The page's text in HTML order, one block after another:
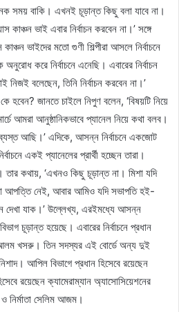
সময় বাকি। এখনই চূড়ান্ত কিছু বলা যাবে না।
ভাই এবার নির্বাচন করবেন না।’ সঙ্গে
ভাইদের মতো গুণী শিল্পীরা আসলে নির্বাচনে
করে নির্বাচনে এনেছি। এবারের নির্বাচন
নিজই বলেছেন, তিনি নির্বাচন করবেন না।’
হবেন? জানতে চাইলে নিপুণ বলেন, ‘বিষয়টি নিয়ে
আমরা আনুষ্ঠানিকভাবে প্যানেল নিয়ে কথা বলব।
আছি।’ এদিকে, আসন্ন নির্বাচনে একজোট
একই প্যানেলের প্রার্থী হচ্ছেন তারা।
তার কথায়, ‘এখনও কিছু চূড়ান্ত না। মিশা যদি
আপত্তি নেই, আবার আমিও যদি সভাপতি হই-
যাক।’ উল্লেখ্য, এরইমধ্যে আসন্ন
চূড়ান্ত হয়েছে। এবারের নির্বাচনে প্রধান
আলম খসরু। তিন সদস্যর এই বোর্ডে অন্য দুই
আপিল বিভাগে প্রধান হিসেবে রয়েছেন
রয়েছেন ক্যামেরাম্যান অ্যাসোসিয়েশনের
নির্মাতা সেলিম আজম।